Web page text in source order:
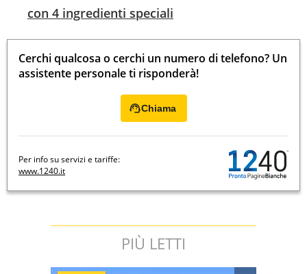
con 4 ingredienti speciali
Cerchi qualcosa o cerchi un numero di telefono? Un
assistente personale ti risponderà!
Chiama
Per info su servizi e tariffe:
www.1240.it
PIÙ LETTI